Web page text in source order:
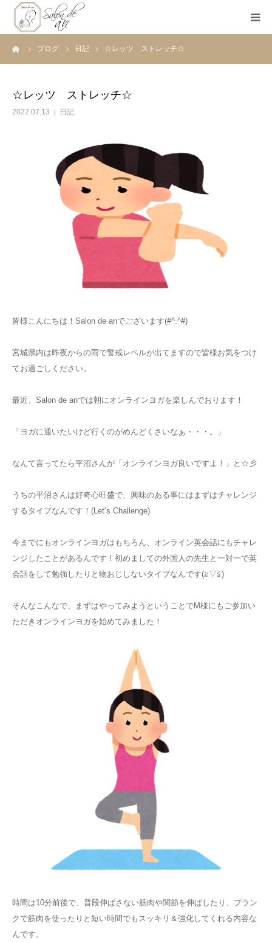
ブログ 日記 ☆レッツ ストレッチ☆
☆レッツ ストレッチ☆
2022.07.13 日記
皆様こんにちは！Salon de anでございます(#^.^#)
宮城県内は昨夜からの雨で警戒レベルが出てますので皆様お気をつけ
てお過ごしください。
最近、Salon de anでは朝にオンラインヨガを楽しんでおります！
「ヨガに通いたいけど行くのがめんどくさいなぁ・・・。」
なんて言ってたら平沼さんが「オンラインヨガ良いですよ！」と☆彡
うちの平沼さんは好奇心旺盛で、興味のある事にはまずはチャレンジ
するタイプなんです！(Let‘s Challenge)
今までにもオンラインヨガはもちろん、オンライン英会話にもチャレ
ンジしたことがあるんです！初めましての外国人の先生と一対一で英
会話をして勉強したりと物おじしないタイプなんです(≧▽≦)
そんなこんなで、まずはやってみようということでM様にもご参加い
ただきオンラインヨガを始めてみました！
時間は10分前後で、普段伸ばさない筋肉や関節を伸ばしたり、プラン
クで筋肉を使ったりと短い時間でもスッキリ＆強化してくれる内容な
んです。
ホーム
初めての方へ
Before＆After